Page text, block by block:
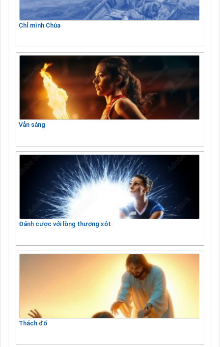
Chỉ mình Chúa
Vẫn sáng
Đánh cược với lòng thương xót
Thách đố